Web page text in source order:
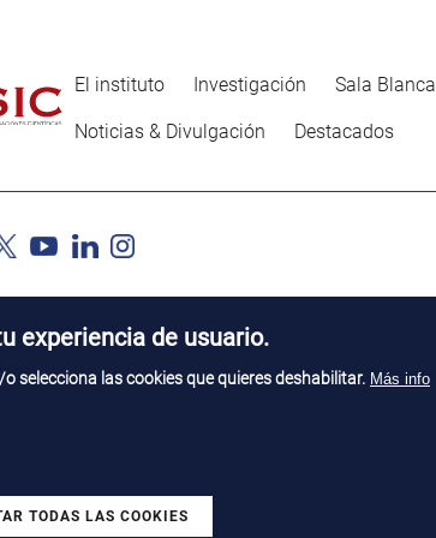
El instituto Investigación Sala Blanca
Noticias & Divulgación Destacados
experiencia de usuario.
selecciona las cookies que quieres deshabilitar. Más info
TODAS LAS COOKIES